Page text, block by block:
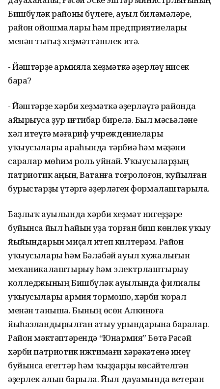
Бишбүләк районы бүлеге, ауыл биләмәләре,
район ойошмалары һәм предприятиелары
менән тығыҙ хеҙмәттәшлек итә.
- Йәштәрҙе армияла хеҙмәткә әҙерләү нисек
бара?
- Йәштәрҙе хәрби хеҙмәткә әҙерләүгә районда
айырыуса ҙур иғтибар бирелә. Был мәсьәләне
хәл итеүгә мәғариф учреждениелары
уҡыусылары араһында тәрбиә һәм мәҙәни
саралар мөһим роль уйнай. Уҡыусыларҙың
патриотик аңын, Ватанға тоғролоғон, ҡуйылған
бурыстарҙы үтәргә әҙерләген формалаштарыла.
Баҙлыҡ ауылында хәрби хеҙмәт нигеҙҙәре
буйынса йыл һайын уҙа торған биш көнлөк уҡыу
йыйындарын миҫал итеп килтерәм. Район
уҡыусылары һәм Бәләбәй ауыл хужалығын
механикалаштырыу һәм электрлаштырыу
колледжының Бишбүләк ауылында филиалы
уҡыусылары армия тормошо, хәрби ҡорал
менән таныша. Бының өсөн Алкиноға
йыһазландырылған атыу урындарына баралар.
Район мәктәптәрендә “Юнармия” Бөтә Рәсәй
хәрби патриотик ижтимағи хәрәкәтенә инеү
буйынса егеттәр һәм ҡыҙҙарҙы көсәйтелгән
әҙерлек алып барыла. Йыл дауамында ветеран